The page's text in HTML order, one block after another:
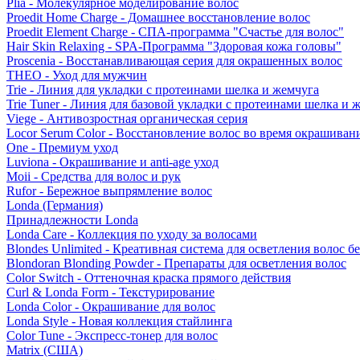
Plia - Молекулярное моделирование волос
Proedit Home Charge - Домашнее восстановление волос
Proedit Element Charge - СПА-программа "Счастье для волос"
Hair Skin Relaxing - SPA-Программа "Здоровая кожа головы"
Proscenia - Восстанавливающая серия для окрашенных волос
THEO - Уход для мужчин
Trie - Линия для укладки с протеинами шелка и жемчуга
Trie Tuner - Линия для базовой укладки с протеинами шелка и
Viege - Антивозростная органическая серия
Locor Serum Color - Восстановление волос во время
One - Премиум уход
Luviona - Окрашивание и anti-age уход
Moii - Средства для волос и рук
Rufor - Бережное выпрямление волос
Londa (Германия)
Принадлежности Londa
Londa Care - Коллекция по уходу за волосами
Blondes Unlimited - Креативная система для осветления волос
Blondoran Blonding Powder - Препараты для осветления волос
Color Switch - Оттеночная краска прямого действия
Curl & Londa Form - Текстурирование
Londa Color - Окрашивание для волос
Londa Style - Новая коллекция стайлинга
Color Tune - Экспресс-тонер для волос
Matrix (США)